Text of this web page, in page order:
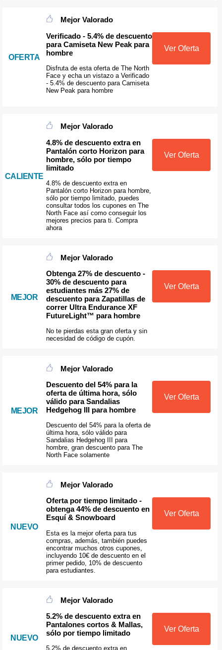
OFERTA
Mejor Valorado
Verificado - 5.4% de descuento
para Camiseta New Peak para
hombre
Disfruta de esta oferta de The North
Face y echa un vistazo a Verificado
- 5.4% de descuento para Camiseta
New Peak para hombre
Ver Oferta
CALIENTE
Mejor Valorado
4.8% de descuento extra en
Pantalón corto Horizon para
hombre, sólo por tiempo
limitado
4.8% de descuento extra en
Pantalón corto Horizon para hombre,
sólo por tiempo limitado, puedes
consultar todos los cupones en The
North Face así como conseguir los
mejores precios para ti. Compra
ahora
Ver Oferta
MEJOR
Mejor Valorado
Obtenga 27% de descuento -
30% de descuento para
estudiantes más 27% de
descuento para Zapatillas de
correr Ultra Endurance XF
FutureLight™ para hombre
No te pierdas esta gran oferta y sin
necesidad de código de cupón.
Ver Oferta
MEJOR
Mejor Valorado
Descuento del 54% para la
oferta de última hora, sólo
válido para Sandalias
Hedgehog III para hombre
Descuento del 54% para la oferta de
última hora, sólo válido para
Sandalias Hedgehog III para
hombre, gran descuento para The
North Face solamente
Ver Oferta
NUEVO
Mejor Valorado
Oferta por tiempo limitado -
obtenga 44% de descuento en
Esquí & Snowboard
Esta es la mejor oferta para tus
compras, además, también puedes
encontrar muchos otros cupones,
incluyendo 10€ de descuento en el
primer pedido, 10% de descuento
para estudiantes.
Ver Oferta
NUEVO
Mejor Valorado
5.2% de descuento extra en
Pantalones cortos & Mallas,
sólo por tiempo limitado
5.2% de descuento extra en
Ver Oferta